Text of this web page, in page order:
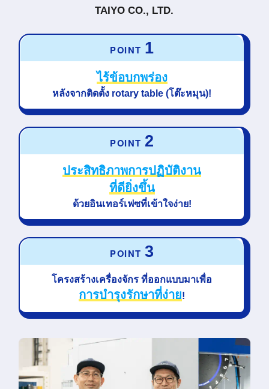
TAIYO CO., LTD.
POINT 1
ไร้ข้อบกพร่อง
หลังจากติดตั้ง rotary table (โต๊ะหมุน)!
POINT 2
ประสิทธิภาพการปฏิบัติงาน
ที่ดียิ่งขึ้น
ด้วยอินเทอร์เฟซที่เข้าใจง่าย!
POINT3
โครงสร้างเครื่องจักรที่ออกแบบมาเพื่อ
การบำรุงรักษาที่ง่าย!